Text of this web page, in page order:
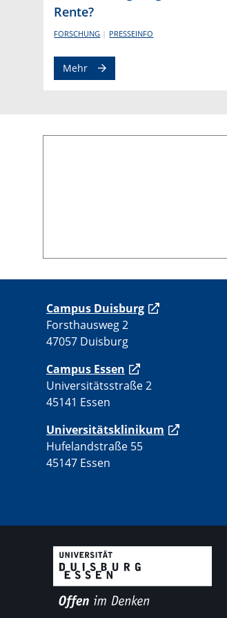
Rente?
FORSCHUNG PRESSEINFO
Mehr
Campus Duisburg
Forsthausweg 2
47057 Duisburg
Campus Essen
Universitätsstraße 2
45141 Essen
Universitätsklinikum
Hufelandstraße 55
45147 Essen